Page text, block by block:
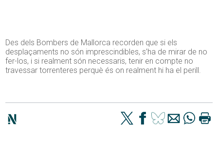
Des dels Bombers de Mallorca recorden que si els
desplaçaments no són imprescindibles, s’ha de mirar de no
fer-los, i si realment són necessaris, tenir en compte no
travessar torrenteres perquè és on realment hi ha el perill.